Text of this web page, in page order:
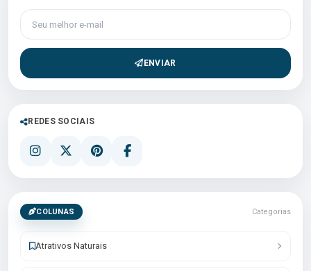
Seu melhor e-mail
ENVIAR
REDES SOCIAIS
COLUNAS Categorias
Atrativos Naturais